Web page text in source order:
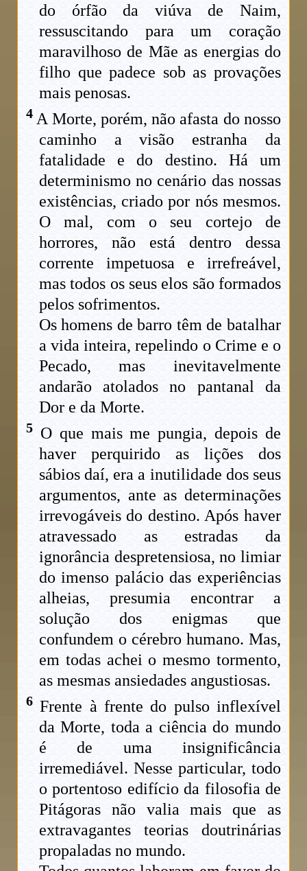
do órfão da viúva de Naim,
ressuscitando para um coração
maravilhoso de Mãe as energias do
filho que padece sob as provações
mais penosas.
4 A Morte, porém, não afasta do nosso
caminho a visão estranha da
fatalidade e do destino. Há um
determinismo no cenário das nossas
existências, criado por nós mesmos.
O mal, com o seu cortejo de
horrores, não está dentro dessa
corrente impetuosa e irrefreável,
mas todos os seus elos são formados
pelos sofrimentos.
Os homens de barro têm de batalhar
a vida inteira, repelindo o Crime e o
Pecado, mas inevitavelmente
andarão atolados no pantanal da
Dor e da Morte.
5 O que mais me pungia, depois de
haver perquirido as lições dos
sábios daí, era a inutilidade dos seus
argumentos, ante as determinações
irrevogáveis do destino. Após haver
atravessado as estradas da
ignorância despretensiosa, no limiar
do imenso palácio das experiências
alheias, presumia encontrar a
solução dos enigmas que
confundem o cérebro humano. Mas,
em todas achei o mesmo tormento,
as mesmas ansiedades angustiosas.
6 Frente à frente do pulso inflexível
da Morte, toda a ciência do mundo
é de uma insignificância
irremediável. Nesse particular, todo
o portentoso edifício da filosofia de
Pitágoras não valia mais que as
extravagantes teorias doutrinárias
propaladas no mundo.